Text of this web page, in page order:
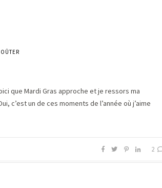
que Mardi Gras approche et je ressors ma
c’est un de ces moments de l’année où j’aime
2